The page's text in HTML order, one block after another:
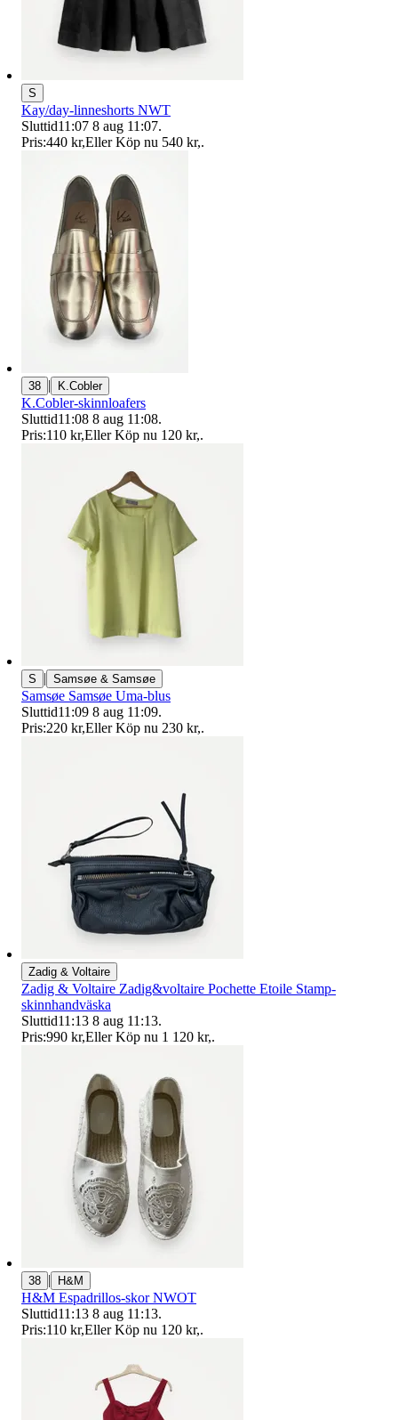
S
Kay/day-linneshorts NWT
Sluttid11:07 8 aug 11:07.
Pris:440 kr,Eller Köp nu 540 kr,.
38 | K.Cobler
K.Cobler-skinnloafers
Sluttid11:08 8 aug 11:08.
Pris:110 kr,Eller Köp nu 120 kr,.
S | Samsøe & Samsøe
Samsøe Samsøe Uma-blus
Sluttid11:09 8 aug 11:09.
Pris:220 kr,Eller Köp nu 230 kr,.
Zadig & Voltaire
Zadig & Voltaire Zadig&voltaire Pochette Etoile Stamp-
skinnhandväska
Sluttid11:13 8 aug 11:13.
Pris:990 kr,Eller Köp nu 1 120 kr,.
38 | H&M
H&M Espadrillos-skor NWOT
Sluttid11:13 8 aug 11:13.
Pris:110 kr,Eller Köp nu 120 kr,.